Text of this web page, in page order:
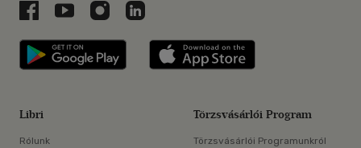
Libri a Facebookon
Libri a Youtube-on
Libri az Instagramon
Libri a LinkedInen
Libri applikáció Szerezd meg: Google
Libri
Rólunk
Törzsvásárlói Program
Törzsvásárlói Programunkról